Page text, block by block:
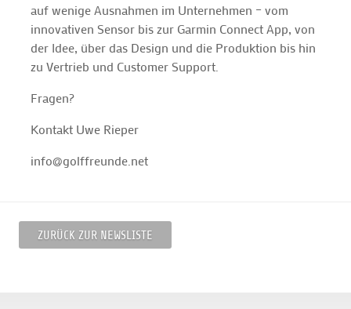
auf wenige Ausnahmen im Unternehmen – vom
innovativen Sensor bis zur Garmin Connect App, von
der Idee, über das Design und die Produktion bis hin
zu Vertrieb und Customer Support.
Fragen?
Kontakt Uwe Rieper
info@golffreunde.net
ZURÜCK ZUR NEWSLISTE